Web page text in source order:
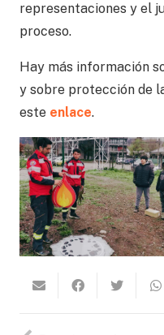
representaciones y el
proceso.
Hay más información
y sobre protección de
este enlace.